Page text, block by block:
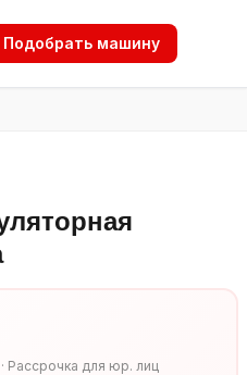
Подобрать машину
Рассрочка для юр. лиц